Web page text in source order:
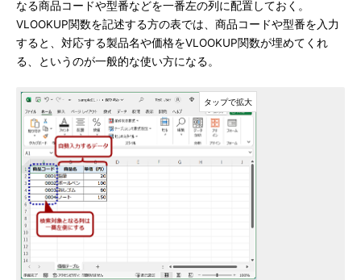
なる商品コードや型番などを一番左の列に配置しておく。
VLOOKUP関数を記述する方の表では、商品コードや型番を入力
すると、対応する製品名や価格をVLOOKUP関数が埋めてくれ
る、というのが一般的な使い方になる。